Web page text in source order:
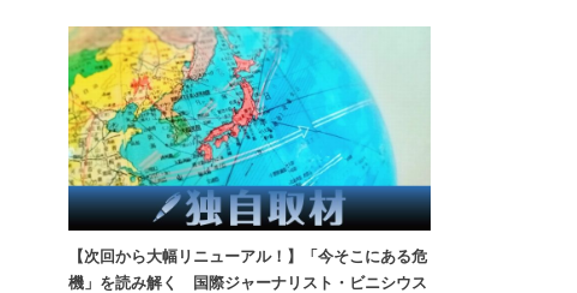
【次回から大幅リニューアル！】「今そこにある危
機」を読み解く 国際ジャーナリスト・ビニシウス